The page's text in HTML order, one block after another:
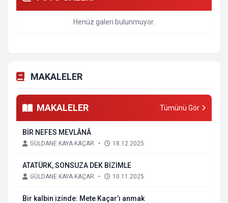
Henüz galeri bulunmuyor.
MAKALELER
MAKALELER Tümünü Gör
BİR NEFES MEVLÂNÂ
GÜLDANE KAYA KAÇAR • 18.12.2025
ATATÜRK, SONSUZA DEK BİZİMLE
GÜLDANE KAYA KAÇAR • 10.11.2025
Bir kalbin izinde: Mete Kaçar’ı anmak